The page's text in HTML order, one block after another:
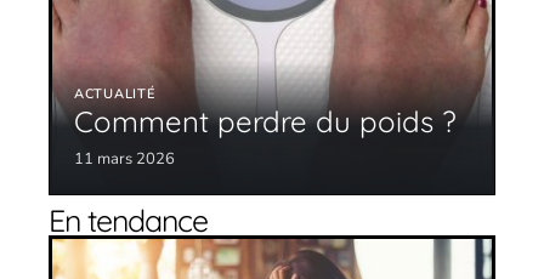
ACTUALITÉ
Comment perdre du poids ?
11 mars 2026
En tendance